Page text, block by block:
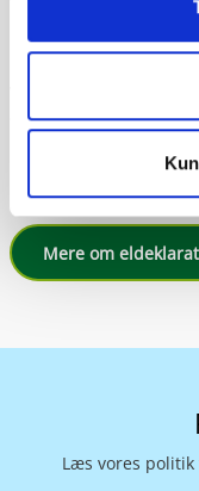
mindre du aktivt har
Vores leverance af
oprindelsesgarantier
med input fra statens
Mere om
Læs vores